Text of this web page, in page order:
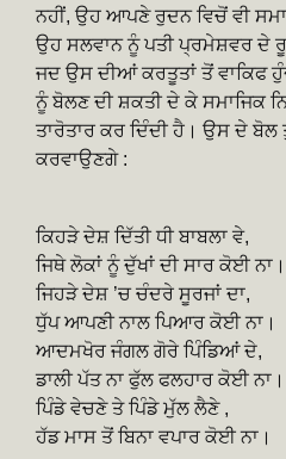
ਨਹੀਂ, ਉਹ ਆਪਣੇ ਰੁਦਨ ਵਿਚੋਂ ਵੀ
ਉਹ ਸਲਵਾਨ ਨੂੰ ਪਤੀ ਪ੍ਰਮੇਸ਼ਵਰ ਦੇ
ਜਦ ਉਸ ਦੀਆਂ ਕਰਤੂਤਾਂ ਤੋਂ ਵਾਕਿਫ
ਨੂੰ ਬੋਲਣ ਦੀ ਸ਼ਕਤੀ ਦੇ ਕੇ ਸਮਾਜਿਕ
ਤਾਰੋਤਾਰ ਕਰ ਦਿੰਦੀ ਹੈ। ਉਸ ਦੇ ਬੋਲ
ਕਰਵਾਉਣਗੇ :
ਕਿਹੜੇ ਦੇਸ਼ ਦਿੱਤੀ ਧੀ ਬਾਬਲਾ ਵੇ,
ਜਿਥੇ ਲੋਕਾਂ ਨੂੰ ਦੁੱਖਾਂ ਦੀ ਸਾਰ ਕੋਈ ਨਾ।
ਜਿਹੜੇ ਦੇਸ਼ ’ਚ ਚੰਦਰੇ ਸੂਰਜਾਂ ਦਾ,
ਧੁੱਪ ਆਪਣੀ ਨਾਲ ਪਿਆਰ ਕੋਈ ਨਾ।
ਆਦਮਖੋਰ ਜੰਗਲ ਗੋਰੇ ਪਿੰਡਿਆਂ ਦੇ,
ਡਾਲੀ ਪੱਤ ਨਾ ਫੁੱਲ ਫਲਹਾਰ ਕੋਈ ਨਾ।
ਪਿੰਡੇ ਵੇਚਣੇ ਤੇ ਪਿੰਡੇ ਮੁੱਲ ਲੈਣੇ ,
ਹੱਡ ਮਾਸ ਤੋਂ ਬਿਨਾ ਵਪਾਰ ਕੋਈ ਨਾ।